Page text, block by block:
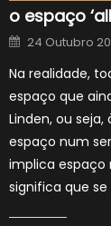
o espaço
Posted
on
24 Outubro
Na realidade,
espaço que
Linden, ou seja,
espaço num
implica espaço
significa que